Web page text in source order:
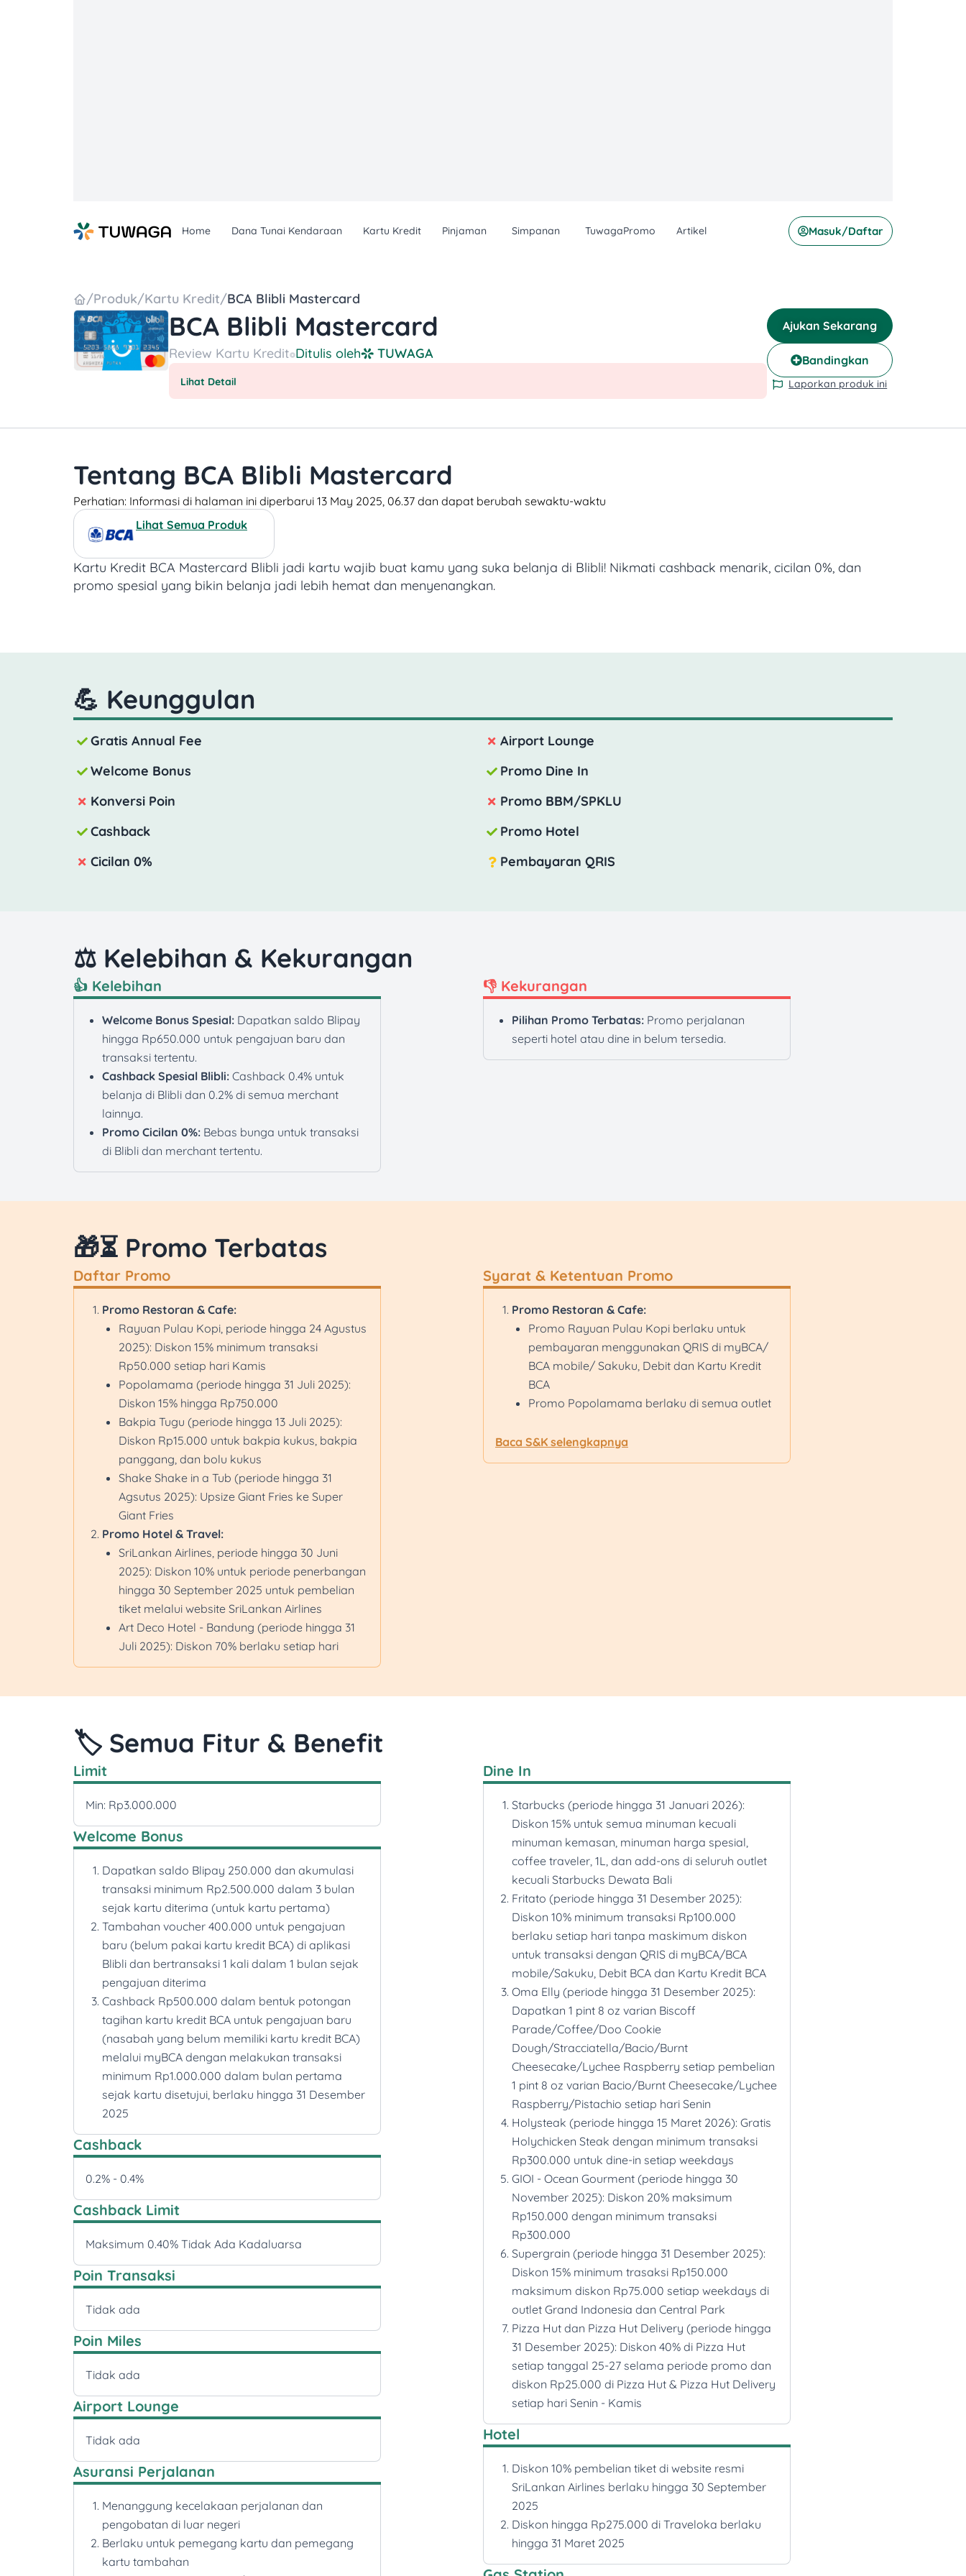
Home Dana Tunai Kendaraan Kartu Kredit Pinjaman Simpanan TuwagaPromo Artikel Masuk/Daftar
/Produk/Kartu Kredit/BCA Blibli Mastercard
BCA Blibli Mastercard
Review Kartu Kredit Ditulis oleh TUWAGA
Lihat Detail
Ajukan Sekarang
Bandingkan
Laporkan produk ini
Tentang BCA Blibli Mastercard
Perhatian: Informasi di halaman ini diperbarui 13 May 2025, 06.37 dan dapat berubah sewaktu-waktu​
Lihat Semua Produk
Kartu Kredit BCA Mastercard Blibli jadi kartu wajib buat kamu yang suka belanja di Blibli! Nikmati cashback menarik, cicilan 0%, dan
promo spesial yang bikin belanja jadi lebih hemat dan menyenangkan.
💪 Keunggulan
Gratis Annual Fee
Welcome Bonus
Konversi Poin
Cashback
Cicilan 0%
Airport Lounge
Promo Dine In
Promo BBM/SPKLU
Promo Hotel
Pembayaran QRIS
⚖️ Kelebihan & Kekurangan
👍 Kelebihan
Welcome Bonus Spesial: Dapatkan saldo Blipay
hingga Rp650.000 untuk pengajuan baru dan
transaksi tertentu.
Cashback Spesial Blibli: Cashback 0.4% untuk
belanja di Blibli dan 0.2% di semua merchant
lainnya.
Promo Cicilan 0%: Bebas bunga untuk transaksi
di Blibli dan merchant tertentu.
👎 Kekurangan
Pilihan Promo Terbatas: Promo perjalanan
seperti hotel atau dine in belum tersedia.
🎁⏳ Promo Terbatas
Daftar Promo
Promo Restoran & Cafe:
Rayuan Pulau Kopi, periode hingga 24 Agustus
2025): Diskon 15% minimum transaksi
Rp50.000 setiap hari Kamis
Popolamama (periode hingga 31 Juli 2025):
Diskon 15% hingga Rp750.000
Bakpia Tugu (periode hingga 13 Juli 2025):
Diskon Rp15.000 untuk bakpia kukus, bakpia
panggang, dan bolu kukus
Shake Shake in a Tub (periode hingga 31
Agsutus 2025): Upsize Giant Fries ke Super
Giant Fries
Promo Hotel & Travel:
SriLankan Airlines, periode hingga 30 Juni
2025): Diskon 10% untuk periode penerbangan
hingga 30 September 2025 untuk pembelian
tiket melalui website SriLankan Airlines
Art Deco Hotel - Bandung (periode hingga 31
Juli 2025): Diskon 70% berlaku setiap hari
Syarat & Ketentuan Promo
Promo Restoran & Cafe:
Promo Rayuan Pulau Kopi berlaku untuk
pembayaran menggunakan QRIS di myBCA/
BCA mobile/ Sakuku, Debit dan Kartu Kredit
BCA
Promo Popolamama berlaku di semua outlet
Rp350.000 setiap weekdays dan diskon
Wisata
Promo SriLankan Airlines berlaku untuk Kartu
Kredit MasterCard/VISA/American Express
Platinum. Berlaku untuk pembeliandisini
Promo Art Deco Hotel - Bandung maksimum 2
kamar per hari per kartu dengan kuota
maksimum 20 kamar per hari
Baca S&K selengkapnya
🏷️ Semua Fitur & Benefit
Limit
Min: Rp3.000.000
Welcome Bonus
Dapatkan saldo Blipay 250.000 dan akumulasi
transaksi minimum Rp2.500.000 dalam 3 bulan
sejak kartu diterima (untuk kartu pertama)
Tambahan voucher 400.000 untuk pengajuan
baru (belum pakai kartu kredit BCA) di aplikasi
Blibli dan bertransaksi 1 kali dalam 1 bulan sejak
pengajuan diterima
Cashback Rp500.000 dalam bentuk potongan
tagihan kartu kredit BCA untuk pengajuan baru
(nasabah yang belum memiliki kartu kredit BCA)
melalui myBCA dengan melakukan transaksi
minimum Rp1.000.000 dalam bulan pertama
sejak kartu disetujui, berlaku hingga 31 Desember
2025
Cashback
0.2% - 0.4%
Cashback Limit
Maksimum 0.40% Tidak Ada Kadaluarsa
Poin Transaksi
Tidak ada
Poin Miles
Tidak ada
Airport Lounge
Tidak ada
Asuransi Perjalanan
Menanggung kecelakaan perjalanan dan
pengobatan di luar negeri
Berlaku untuk pemegang kartu dan pemegang
kartu tambahan
Dine In
Starbucks (periode hingga 31 Januari 2026):
Diskon 15% untuk semua minuman kecuali
minuman kemasan, minuman harga spesial,
coffee traveler, 1L, dan add-ons di seluruh outlet
kecuali Starbucks Dewata Bali
Fritato (periode hingga 31 Desember 2025):
Diskon 10% minimum transaksi Rp100.000
berlaku setiap hari tanpa maskimum diskon
untuk transaksi dengan QRIS di myBCA/BCA
mobile/Sakuku, Debit BCA dan Kartu Kredit BCA
Oma Elly (periode hingga 31 Desember 2025):
Dapatkan 1 pint 8 oz varian Biscoff
Parade/Coffee/Doo Cookie
Dough/Stracciatella/Bacio/Burnt
Cheesecake/Lychee Raspberry setiap pembelian
1 pint 8 oz varian Bacio/Burnt Cheesecake/Lychee
Raspberry/Pistachio setiap hari Senin
Holysteak (periode hingga 15 Maret 2026): Gratis
Holychicken Steak dengan minimum transaksi
Rp300.000 untuk dine-in setiap weekdays
GIOI - Ocean Gourment (periode hingga 30
November 2025): Diskon 20% maksimum
Rp150.000 dengan minimum transaksi
Rp300.000
Supergrain (periode hingga 31 Desember 2025):
Diskon 15% minimum trasaksi Rp150.000
maksimum diskon Rp75.000 setiap weekdays di
outlet Grand Indonesia dan Central Park
Pizza Hut dan Pizza Hut Delivery (periode hingga
31 Desember 2025): Diskon 40% di Pizza Hut
setiap tanggal 25-27 selama periode promo dan
diskon Rp25.000 di Pizza Hut & Pizza Hut Delivery
setiap hari Senin - Kamis
Hotel
Diskon 10% pembelian tiket di website resmi
SriLankan Airlines berlaku hingga 30 September
2025
Diskon hingga Rp275.000 di Traveloka berlaku
hingga 31 Maret 2025